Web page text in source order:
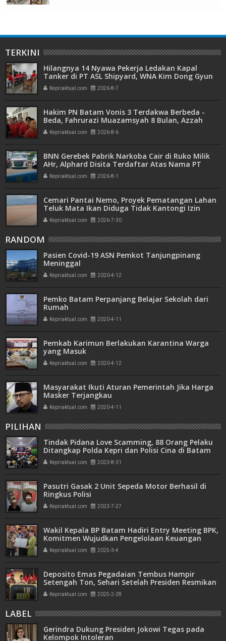
TERKINI
Hilangnya 14 Nyawa Pekerja Ledakan Kapal
Tanker di PT ASL Shipyard, WNA Kim Dong Gyun
Hanya Dituntut 1 Tahun 6 Bulan
Kepriaktual.com 2026-8-7
Hakim PN Batam Vonis 3 Terdakwa Berbeda -
Beda, Fahrurazi Muazamsyah 8 Bulan, Azzah
Azzurah dan Risma Divonis 2 Tahun 6 Bulan
Kepriaktual.com 2026-8-6
BNN Gerebek Pabrik Narkoba Cair di Ruko Milik
AHr, Alphard Disita Terdaftar Atas Nama PT
Mitra Usaha Properti
Kepriaktual.com 2026-8-1
Cemari Pantai Nemo, Proyek Pematangan Lahan
Teluk Mata Ikan Diduga Tidak Kantongi Izin
Amdal
Kepriaktual.com 2026-7-30
RANDOM
Pasien Covid-19 ASN Pemkot Tanjungpinang
Meninggal
Kepriaktual.com 2020-4-12
Pemko Batam Perpanjang Belajar Sekolah dari
Rumah
Kepriaktual.com 2020-4-11
Pemkab Karimun Berlakukan Karantina Warga
yang Masuk
Kepriaktual.com 2020-4-12
Masyarakat Ikuti Aturan Pemerintah Jika Harga
Masker Terjangkau
Kepriaktual.com 2020-4-11
PILIHAN
Tindak Pidana Love Scamming, 88 Orang Pelaku
Ditangkap Polda Kepri dan Polisi Cina di Batam
Kepriaktual.com 2023-8-31
Pasutri Gasak 2 Unit Sepeda Motor Berhasil di
Ringkus Polisi
Kepriaktual.com 2023-7-27
Wakil Kepala BP Batam Hadiri Entry Meeting BPK,
Komitmen Wujudkan Pengelolaan Keuangan
Transparan dan Akuntabel
Kepriaktual.com 2025-3-4
Deposito Emas Pegadaian Tembus Hampir
Setengah Ton, Sehari Setelah Presiden Resmikan
Bank Emas
Kepriaktual.com 2025-2-28
LABEL
Gerindra Dukung Presiden Jokowi Tegas pada
Kelompok Intoleran